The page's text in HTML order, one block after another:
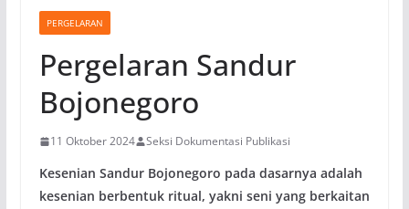
PERGELARAN
Pergelaran Sandur
Bojonegoro
11 Oktober 2024 Seksi Dokumentasi Publikasi
Kesenian Sandur Bojonegoro pada dasarnya adalah
kesenian berbentuk ritual, yakni seni yang berkaitan